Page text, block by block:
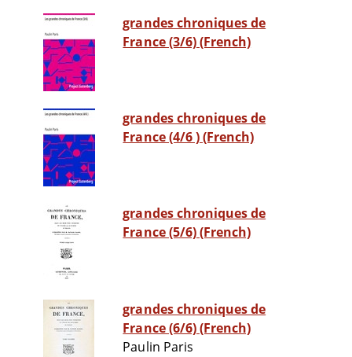
grandes chroniques de
France (3/6) (French)
grandes chroniques de
France (4/6 ) (French)
grandes chroniques de
France (5/6) (French)
grandes chroniques de
France (6/6) (French)
Paulin Paris